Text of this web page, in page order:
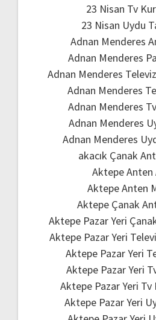
23 Nisan Tv
23 Nisan Uydu
Adnan Menderes
Adnan Menderes
Adnan Menderes
Adnan Menderes
Adnan Menderes
Adnan Menderes
Adnan Menderes
akacık Çanak
Aktepe Anten
Aktepe Anten
Aktepe Çanak
Aktepe Pazar Yeri
Aktepe Pazar Yeri
Aktepe Pazar Yeri
Aktepe Pazar Yeri
Aktepe Pazar Yeri Tv
Aktepe Pazar Yeri